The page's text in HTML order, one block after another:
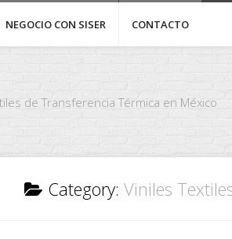
NEGOCIO CON SISER CONTACTO
de Transferencia Térmica en México
Category: Viniles